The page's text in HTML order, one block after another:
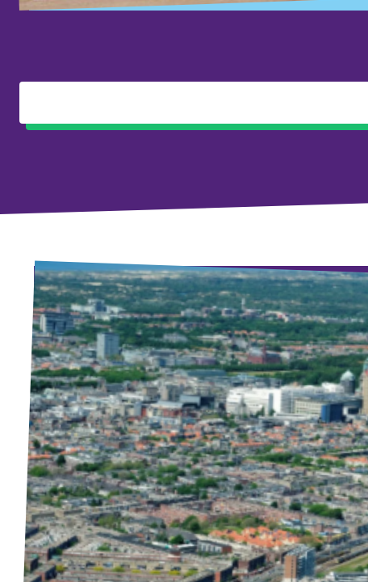
Bestuur Haag- en Rijnland
Vacatures Volt Zuid-Holland Zuid